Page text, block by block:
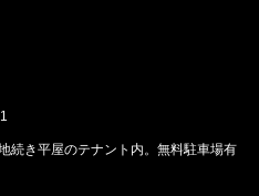
続き平屋のテナント内。無料駐車場有